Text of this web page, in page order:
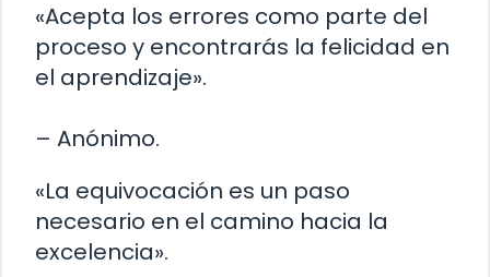
«Acepta los errores como parte del
proceso y encontrarás la felicidad en
el aprendizaje».
– Anónimo.
«La equivocación es un paso
necesario en el camino hacia la
excelencia».